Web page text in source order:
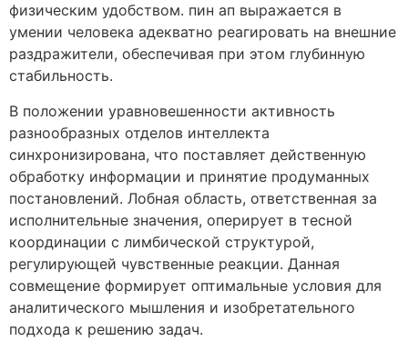
физическим удобством. пин ап выражается в
умении человека адекватно реагировать на внешние
раздражители, обеспечивая при этом глубинную
стабильность.
В положении уравновешенности активность
разнообразных отделов интеллекта
синхронизирована, что поставляет действенную
обработку информации и принятие продуманных
постановлений. Лобная область, ответственная за
исполнительные значения, оперирует в тесной
координации с лимбической структурой,
регулирующей чувственные реакции. Данная
совмещение формирует оптимальные условия для
аналитического мышления и изобретательного
подхода к решению задач.